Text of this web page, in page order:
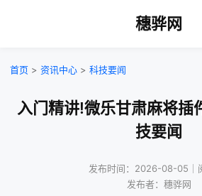
穗骅网
首页 > 资讯中心 > 科技要闻
入门精讲!微乐甘肃麻将插
技要闻
发布时间：2026-08-05｜
发布者：穗骅网